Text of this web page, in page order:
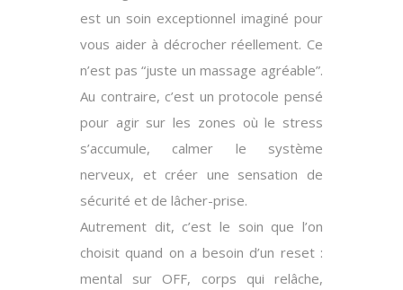
est un soin exceptionnel imaginé pour
vous aider à décrocher réellement. Ce
n’est pas “juste un massage agréable”.
Au contraire, c’est un protocole pensé
pour agir sur les zones où le stress
s’accumule, calmer le système
nerveux, et créer une sensation de
sécurité et de lâcher-prise.
Autrement dit, c’est le soin que l’on
choisit quand on a besoin d’un reset :
mental sur OFF, corps qui relâche,